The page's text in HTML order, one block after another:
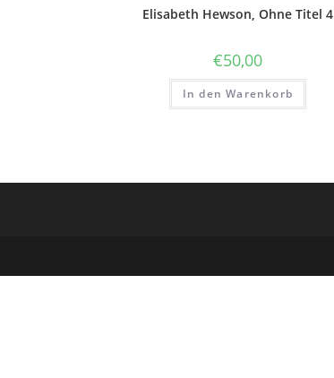
Elisabeth Hewson, Ohne Titel 4
€50,00
In den Warenkorb